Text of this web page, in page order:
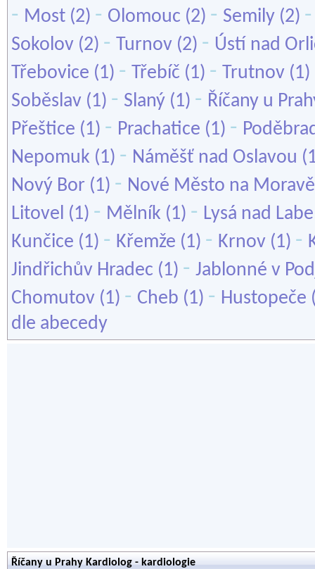
- Most (2) - Olomouc (2) - Semily (2)
Sokolov (2) - Turnov (2) - Ústí nad
Třebovice (1) - Třebíč (1) - Trutnov (1)
Soběslav (1) - Slaný (1) - Říčany u
Přeštice (1) - Prachatice (1) -
Nepomuk (1) - Náměšť nad Oslavou
Nový Bor (1) - Nové Město na Moravě
Litovel (1) - Mělník (1) - Lysá nad
Kunčice (1) - Křemže (1) - Krnov (1) -
Jindřichův Hradec (1) - Jablonné v
Chomutov (1) - Cheb (1) - Hustopeče
dle abecedy
Říčany u Prahy Kardiolog - kardiologie